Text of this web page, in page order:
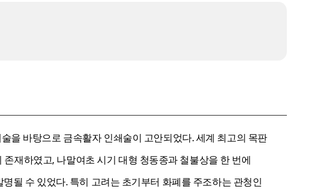
을 바탕으로 금속활자 인쇄술이 고안되었다. 세계 최고의 목판
재하였고, 나말여초 시기 대형 청동종과 철불상을 한 번에
될 수 있었다. 특히 고려는 초기부터 화폐를 주조하는 관청인